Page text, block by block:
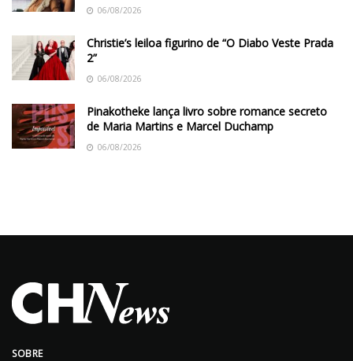
06/08/2026
Christie’s leiloa figurino de “O Diabo Veste Prada
2”
06/08/2026
Pinakotheke lança livro sobre romance secreto
de Maria Martins e Marcel Duchamp
06/08/2026
SOBRE